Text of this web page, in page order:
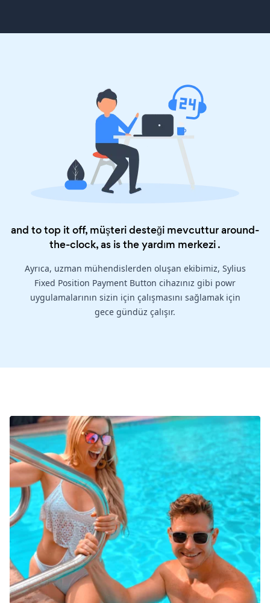
and to top it off, müşteri desteği mevcuttur around-
the-clock, as is theyardım merkezi.
Ayrıca, uzman mühendislerden oluşan ekibimiz, Sylius
Fixed Position Payment Button cihazınız gibi powr
uygulamalarının sizin için çalışmasını sağlamak için
gece gündüz çalışır.